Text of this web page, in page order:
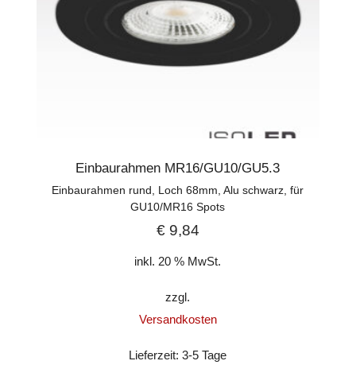
Einbaurahmen MR16/GU10/GU5.3
Einbaurahmen rund, Loch 68mm, Alu schwarz, für
GU10/MR16 Spots
€9,84
inkl. 20 % MwSt.
zzgl.
Versandkosten
Lieferzeit:3-5 Tage